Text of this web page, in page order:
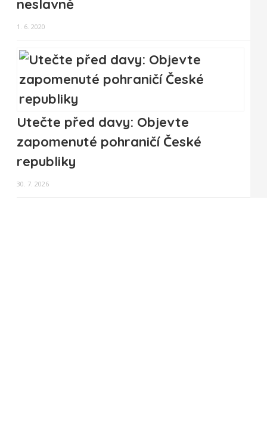
neslavně
1. 6. 2020
Utečte před davy: Objevte
zapomenuté pohraničí České
republiky
30. 7. 2026